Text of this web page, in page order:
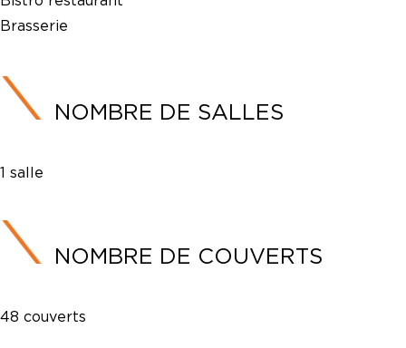
Brasserie
NOMBRE DE SALLES
1 salle
NOMBRE DE COUVERTS
48 couverts